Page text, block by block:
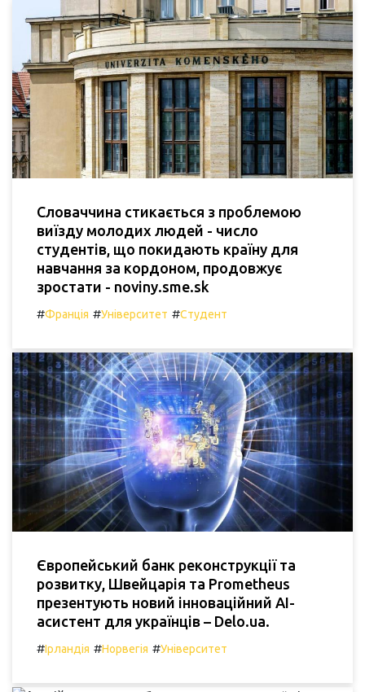
Словаччина стикається з проблемою
виїзду молодих людей - число
студентів, що покидають країну для
навчання за кордоном, продовжує
зростати - noviny.sme.sk
#Франція #Університет #Студент
Європейський банк реконструкції та
розвитку, Швейцарія та Prometheus
презентують новий інноваційний AI-
асистент для українців – Delo.ua.
#Ірландія #Норвегія #Університет